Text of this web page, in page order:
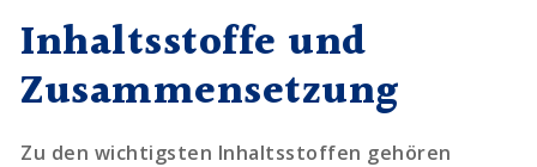
Inhaltsstoffe und
Zusammensetzung
Zu den wichtigsten Inhaltsstoffen gehören